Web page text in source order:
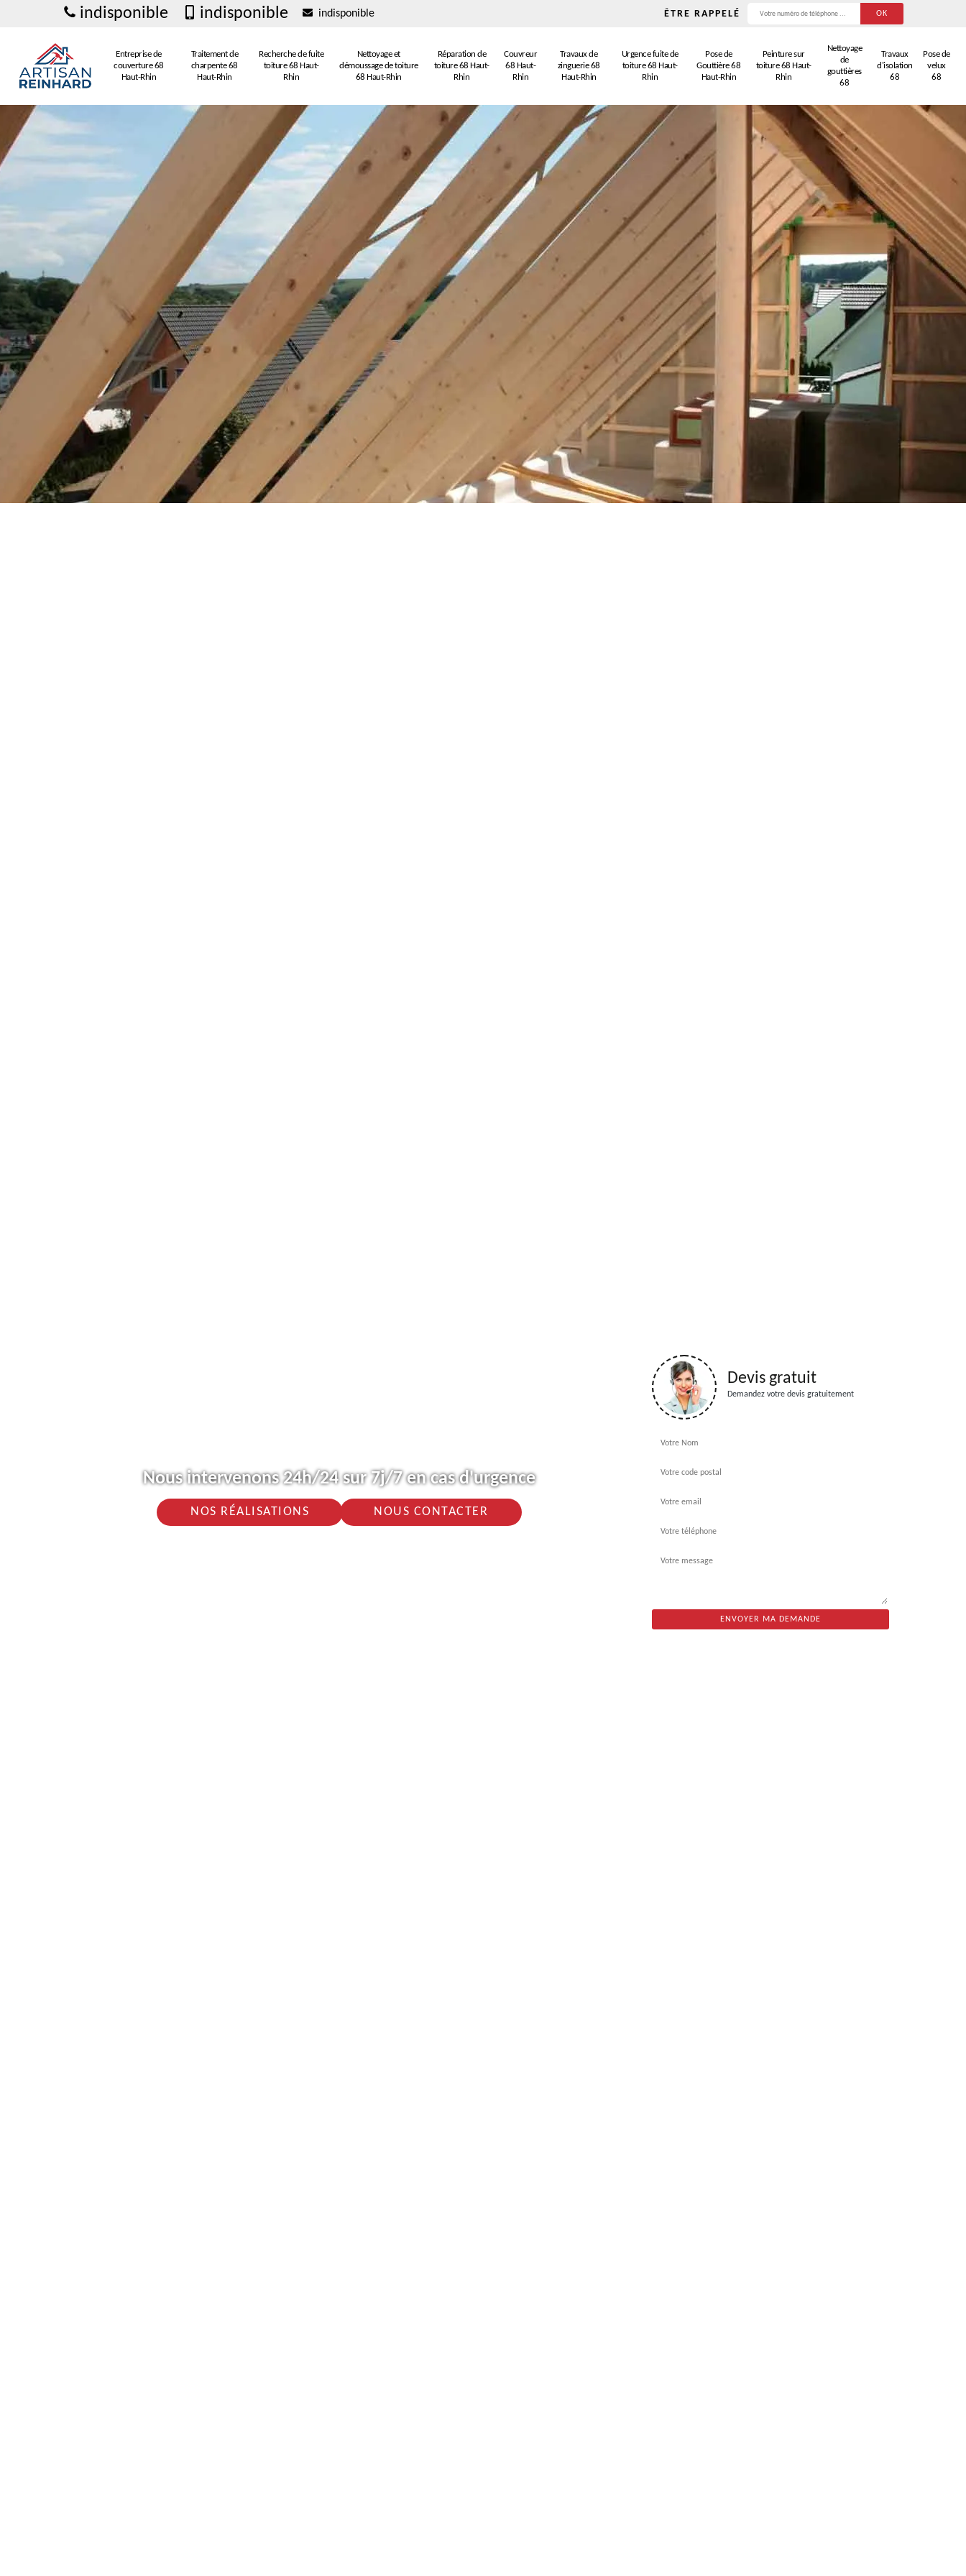
indisponible indisponible indisponible ÊTRE RAPPELÉ
Entreprise de
couverture 68
Haut-Rhin
Traitement de
charpente 68
Haut-Rhin
Recherche de fuite
toiture 68 Haut-
Rhin
Nettoyage et
démoussage de toiture
68 Haut-Rhin
Réparation de
toiture 68 Haut-
Rhin
Couvreur
68 Haut-
Rhin
Travaux de
zinguerie 68
Haut-Rhin
Urgence fuite de
toiture 68 Haut-
Rhin
Pose de
Gouttière 68
Haut-Rhin
Peinture sur
toiture 68 Haut-
Rhin
Nettoyage
de
gouttières
68
Travaux
d'isolation
68
Pose de
velux
68
Nous intervenons 24h/24 sur 7j/7 en cas d'urgence
NOS RÉALISATIONS NOUS CONTACTER
Devis gratuit
Demandez votre devis gratuitement